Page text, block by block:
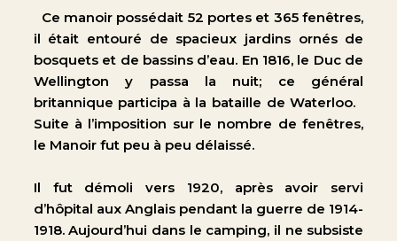
Ce manoir possédait 52 portes et 365 fenêtres,
il était entouré de spacieux jardins ornés de
bosquets et de bassins d’eau. En 1816, le Duc de
Wellington y passa la nuit; ce général
britannique participa à la bataille de Waterloo.
Suite à l’imposition sur le nombre de fenêtres,
le Manoir fut peu à peu délaissé.
Il fut démoli vers 1920, après avoir servi
d’hôpital aux Anglais pendant la guerre de 1914-
1918. Aujourd’hui dans le camping, il ne subsiste